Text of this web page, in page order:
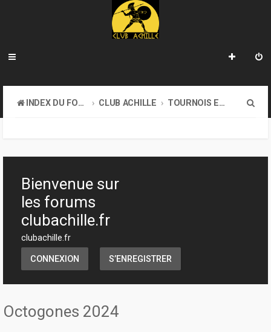
INDEX DU FORUM CLUB ACHILLE TOURNOIS ET EVENEMENTS
h
Bienvenue sur
les forums
clubachille.fr
clubachille.fr
CONNEXION S’ENREGISTRER
Octogones 2024